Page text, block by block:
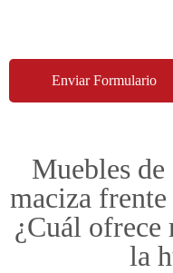
Muebles de
maciza
¿Cuál ofrece
la